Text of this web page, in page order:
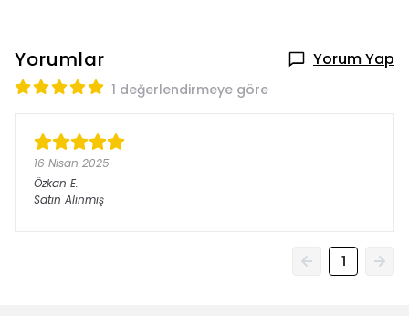
Yorumlar Yorum Yap
1 değerlendirmeye göre
16 Nisan 2025
Özkan E.
Satın Alınmış
1